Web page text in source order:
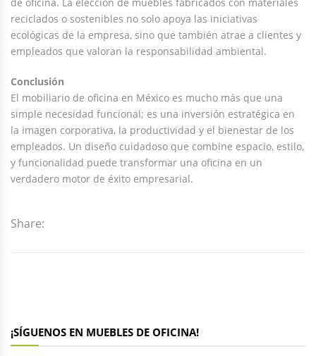
reciclados o sostenibles no solo apoya las iniciativas
ecológicas de la empresa, sino que también atrae a clientes y
empleados que valoran la responsabilidad ambiental.
Conclusión
El mobiliario de oficina en México es mucho más que una
simple necesidad funcional; es una inversión estratégica en
la imagen corporativa, la productividad y el bienestar de los
empleados. Un diseño cuidadoso que combine espacio, estilo,
y funcionalidad puede transformar una oficina en un
verdadero motor de éxito empresarial.
Share:
¡SÍGUENOS EN MUEBLES DE OFICINA!